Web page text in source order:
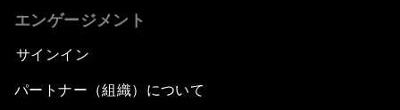
エンゲージメント
サインイン
パートナー（組織）について